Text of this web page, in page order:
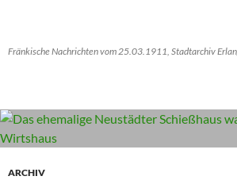
Fränkische Nachrichten vom 25.03.1911, Stadtarchiv
ARCHIV